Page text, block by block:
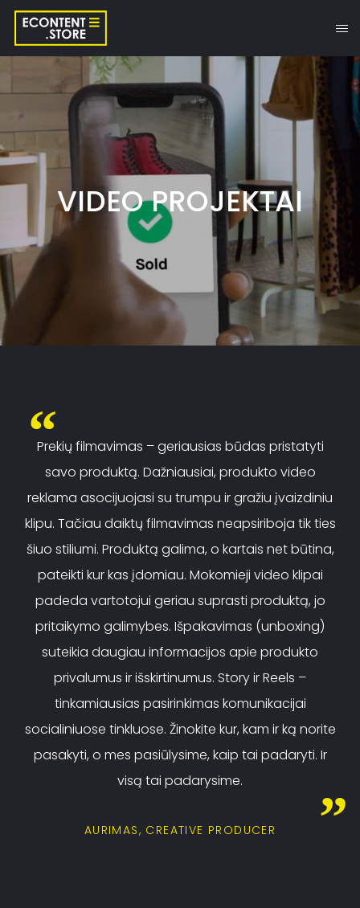
VIDEO PROJEKTAI
Prekių filmavimas – geriausias būdas pristatyti
savo produktą. Dažniausiai, produkto video
reklama asocijuojasi su trumpu ir gražiu įvaizdiniu
klipu. Tačiau daiktų filmavimas neapsiriboja tik ties
šiuo stiliumi. Produktą galima, o kartais net būtina,
pateikti kur kas įdomiau. Mokomieji video klipai
padeda vartotojui geriau suprasti produktą, jo
pritaikymo galimybes. Išpakavimas (unboxing)
suteikia daugiau informacijos apie produkto
privalumus ir išskirtinumus. Story ir Reels –
tinkamiausias pasirinkimas komunikacijai
socialiniuose tinkluose. Žinokite kur, kam ir ką norite
pasakyti, o mes pasiūlysime, kaip tai padaryti. Ir
visą tai padarysime.
AURIMAS, CREATIVE PRODUCER